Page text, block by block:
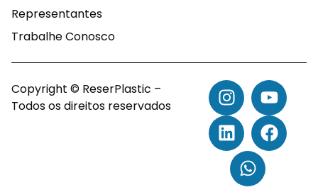
Representantes
Trabalhe Conosco
Copyright © ReserPlastic –
Todos os direitos reservados